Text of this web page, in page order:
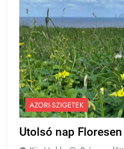
AZORI-SZIGETEK
Utolsó nap Floresen